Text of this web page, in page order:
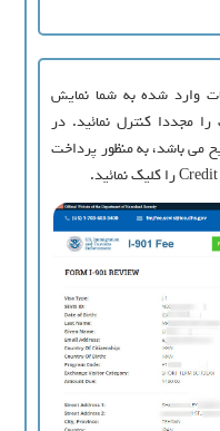
وارد شده به شما نمایش
مجددا کنترل نمائید. در
می باشد، به منظور پرداخت